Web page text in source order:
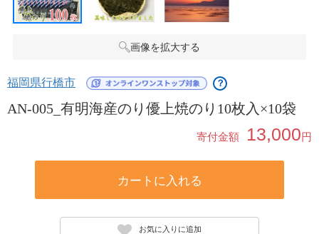
画像を拡大する
福岡県行橋市 ？
AN-005_有明海産のり優上焼のり10枚入×10袋
寄付金額 13,000円
カートに入れる
お気に入りに追加